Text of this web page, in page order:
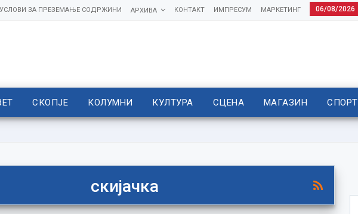
06/08/2026
МАРКЕТИНГ
ИМПРЕСУМ
КОНТАКТ
АРХИВА
УСЛОВИ ЗА ПРЕЗЕМАЊЕ СОДРЖИНИ
СКОПЈЕ КОЛУМНИ КУЛТУРА СЦЕНА МАГАЗИН СПОРТ
скијачка